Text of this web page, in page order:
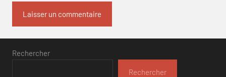
Rechercher
Rechercher